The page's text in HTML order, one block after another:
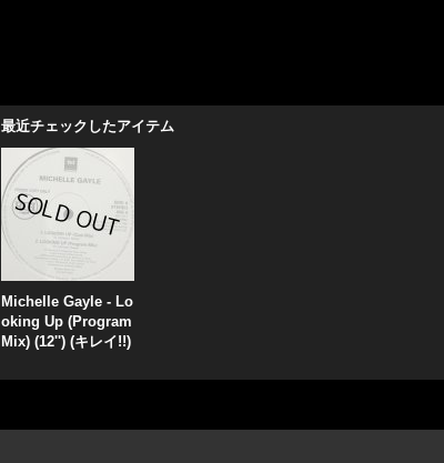
最近チェックしたアイテム
Michelle Gayle - Lo
oking Up (Program
Mix) (12'') (キレイ!!)